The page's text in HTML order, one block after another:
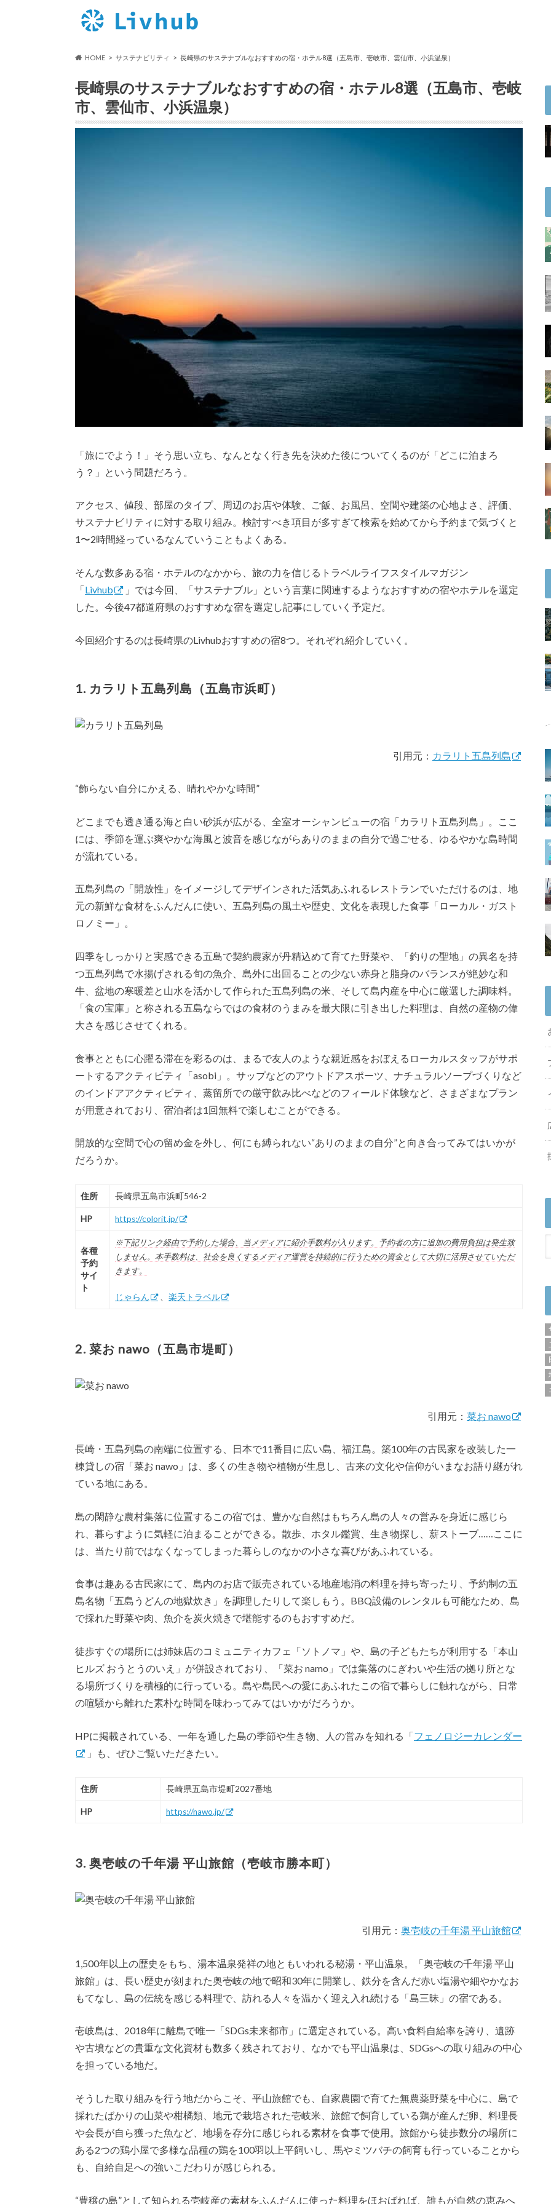
HOME サステナビリティ 長崎県のサステナブルなおすすめの宿・ホテル8選（五島市、壱岐市、雲仙市、小浜温泉）
長崎県のサステナブルなおすすめの宿・ホテル8選（五島市、壱岐
市、雲仙市、小浜温泉）
「旅にでよう！」そう思い立ち、なんとなく行き先を決めた後についてくるのが「どこに泊まろ
う？」という問題だろう。
アクセス、値段、部屋のタイプ、周辺のお店や体験、ご飯、お風呂、空間や建築の心地よさ、評価、
サステナビリティに対する取り組み。検討すべき項目が多すぎて検索を始めてから予約まで気づくと
1〜2時間経っているなんていうこともよくある。
そんな数多ある宿・ホテルのなかから、旅の力を信じるトラベルライフスタイルマガジン
「Livhub
」では今回、「サステナブル」という言葉に関連するようなおすすめの宿やホテルを選定
した。今後47都道府県のおすすめな宿を選定し記事にしていく予定だ。
今回紹介するのは長崎県のLivhubおすすめの宿8つ。それぞれ紹介していく。
1. カラリト五島列島（五島市浜町）
引用元： カラリト五島列島
“飾らない自分にかえる、晴れやかな時間”
どこまでも透き通る海と白い砂浜が広がる、全室オーシャンビューの宿「カラリト五島列島」。ここ
には、季節を運ぶ爽やかな海風と波音を感じながらありのままの自分で過ごせる、ゆるやかな島時間
が流れている。
五島列島の「開放性」をイメージしてデザインされた活気あふれるレストランでいただけるのは、地
元の新鮮な食材をふんだんに使い、五島列島の風土や歴史、文化を表現した食事「ローカル・ガスト
ロノミー」。
四季をしっかりと実感できる五島で契約農家が丹精込めて育てた野菜や、「釣りの聖地」の異名を持
つ五島列島で水揚げされる旬の魚介、島外に出回ることの少ない赤身と脂身のバランスが絶妙な和
牛、盆地の寒暖差と山水を活かして作られた五島列島の米、そして島内産を中心に厳選した調味料。
「食の宝庫」と称される五島ならではの食材のうまみを最大限に引き出した料理は、自然の産物の偉
大さを感じさせてくれる。
食事とともに心躍る滞在を彩るのは、まるで友人のような親近感をおぼえるローカルスタッフがサポ
ートするアクティビティ「asobi」。サップなどのアウトドアスポーツ、ナチュラルソープづくりなど
のインドアアクティビティ、蒸留所での厳守飲み比べなどのフィールド体験など、さまざまなプラン
が用意されており、宿泊者は1回無料で楽しむことができる。
開放的な空間で心の留め金を外し、何にも縛られない“ありのままの自分”と向き合ってみてはいかが
だろうか。
住所 長崎県五島市浜町546-2
HP https://colorit.jp/
各種
予約
サイ
ト
※下記リンク経由で予約した場合、当メディアに紹介手数料が入ります。予約者の方に追加の費用負担は発生致
しません。本手数料は、社会を良くするメディア運営を持続的に行うための資金として大切に活用させていただ
きます。
じゃらん 、 楽天トラベル
2. 菜お nawo（五島市堤町）
引用元： 菜お nawo
長崎・五島列島の南端に位置する、日本で11番目に広い島、福江島。築100年の古民家を改装した一
棟貸しの宿「菜お nawo」は、多くの生き物や植物が生息し、古来の文化や信仰がいまなお語り継がれ
ている地にある。
島の閑静な農村集落に位置するこの宿では、豊かな自然はもちろん島の人々の営みを身近に感じら
れ、暮らすように気軽に泊まることができる。散歩、ホタル鑑賞、生き物探し、薪ストーブ……ここに
は、当たり前ではなくなってしまった暮らしのなかの小さな喜びがあふれている。
食事は趣ある古民家にて、島内のお店で販売されている地産地消の料理を持ち寄ったり、予約制の五
島名物「五島うどんの地獄炊き」を調理したりして楽しもう。BBQ設備のレンタルも可能なため、島
で採れた野菜や肉、魚介を炭火焼きで堪能するのもおすすめだ。
徒歩すぐの場所には姉妹店のコミュニティカフェ「ソトノマ」や、島の子どもたちが利用する「本山
ヒルズ おうとうのいえ」が併設されており、「菜お namo」では集落のにぎわいや生活の拠り所とな
る場所づくりを積極的に行っている。島や島民への愛にあふれたこの宿で暮らしに触れながら、日常
の喧騒から離れた素朴な時間を味わってみてはいかがだろうか。
HPに掲載されている、一年を通した島の季節や生き物、人の営みを知れる「フェノロジーカレンダー
」も、ぜひご覧いただきたい。
住所 長崎県五島市堤町2027番地
HP https://nawo.jp/
3. 奥壱岐の千年湯 平山旅館（壱岐市勝本町）
引用元： 奥壱岐の千年湯 平山旅館
1,500年以上の歴史をもち、湯本温泉発祥の地ともいわれる秘湯・平山温泉。「奥壱岐の千年湯 平山
旅館」は、長い歴史が刻まれた奥壱岐の地で昭和30年に開業し、鉄分を含んだ赤い塩湯や細やかなお
もてなし、島の伝統を感じる料理で、訪れる人々を温かく迎え入れ続ける「島三昧」の宿である。
壱岐島は、2018年に離島で唯一「SDGs未来都市」に選定されている。高い食料自給率を誇り、遺跡
や古墳などの貴重な文化資材も数多く残されており、なかでも平山温泉は、SDGsへの取り組みの中心
を担っている地だ。
そうした取り組みを行う地だからこそ、平山旅館でも、自家農園で育てた無農薬野菜を中心に、島で
採れたばかりの山菜や柑橘類、地元で栽培された壱岐米、旅館で飼育している鶏が産んだ卵、料理長
や会長が自ら獲った魚など、地場を存分に感じられる素材を食事で使用。旅館から徒歩数分の場所に
ある2つの鶏小屋で多様な品種の鶏を100羽以上平飼いし、馬やミツバチの飼育も行っていることから
も、自給自足への強いこだわりが感じられる。
“豊穣の島”として知られる壱岐産の素材をふんだんに使った料理をほおばれば、誰もが自然の恵みへ